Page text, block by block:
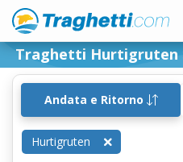
Traghetti Hurtigruten
Andata e Ritorno
Hurtigruten